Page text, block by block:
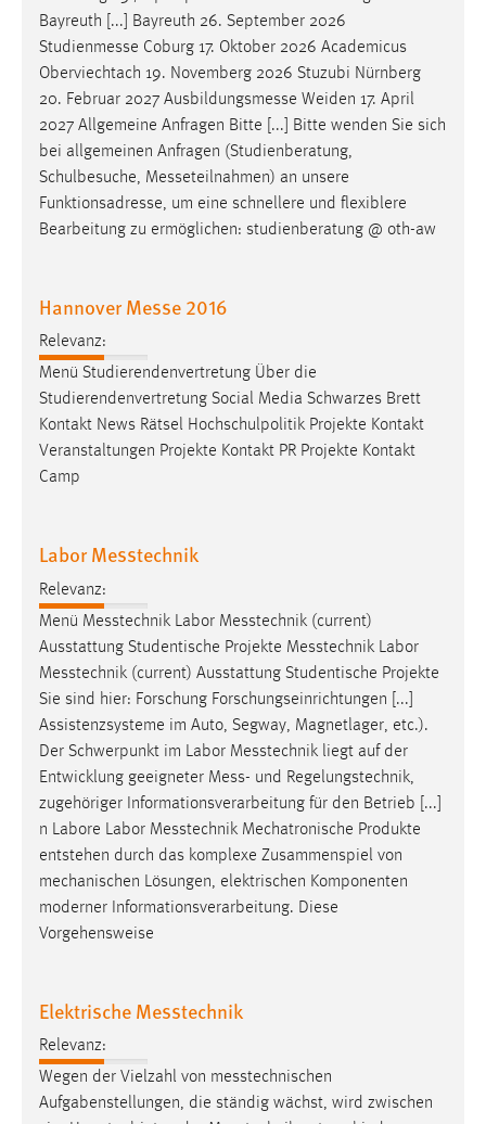
Bayreuth [...] Bayreuth 26. September 2026
Studienmesse Coburg 17. Oktober 2026 Academicus
Oberviechtach 19. Novemberg 2026 Stuzubi Nürnberg
20. Februar 2027 Ausbildungsmesse Weiden 17. April
2027 Allgemeine Anfragen Bitte [...] Bitte wenden Sie sich
bei allgemeinen Anfragen (Studienberatung,
Schulbesuche, Messeteilnahmen) an unsere
Funktionsadresse, um eine schnellere und flexiblere
Bearbeitung zu ermöglichen: studienberatung @ oth-aw
Hannover Messe 2016
Relevanz:
Menü Studierendenvertretung Über die
Studierendenvertretung Social Media Schwarzes Brett
Kontakt News Rätsel Hochschulpolitik Projekte Kontakt
Veranstaltungen Projekte Kontakt PR Projekte Kontakt
Camp
Labor Messtechnik
Relevanz:
Menü Messtechnik Labor Messtechnik (current)
Ausstattung Studentische Projekte Messtechnik Labor
Messtechnik (current) Ausstattung Studentische Projekte
Sie sind hier: Forschung Forschungseinrichtungen [...]
Assistenzsysteme im Auto, Segway, Magnetlager, etc.).
Der Schwerpunkt im Labor Messtechnik liegt auf der
Entwicklung geeigneter Mess- und Regelungstechnik,
zugehöriger Informationsverarbeitung für den Betrieb [...]
n Labore Labor Messtechnik Mechatronische Produkte
entstehen durch das komplexe Zusammenspiel von
mechanischen Lösungen, elektrischen Komponenten
moderner Informationsverarbeitung. Diese
Vorgehensweise
Elektrische Messtechnik
Relevanz:
Wegen der Vielzahl von messtechnischen
Aufgabenstellungen, die ständig wächst, wird zwischen
Conversion-Tracking
Cookie Laufzeit:
Facebook Pixel
Zweck:
Conversion-Tracking
Cookie Laufzeit:
3 Monate
Plattformen anzeigen zu können, werden von diesen
YouTube
Vimeo